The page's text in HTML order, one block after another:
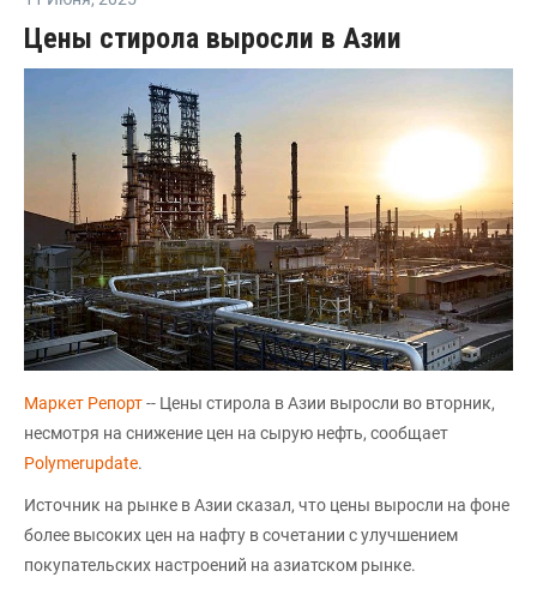
Цены стирола выросли в Азии
Маркет Репорт-- Цены стирола в Азии выросли во вторник,
несмотря на снижение цен на сырую нефть, сообщает
Polymerupdate.
Источник на рынке в Азии сказал, что цены выросли на фоне
более высоких цен на нафту в сочетании с улучшением
покупательских настроений на азиатском рынке.